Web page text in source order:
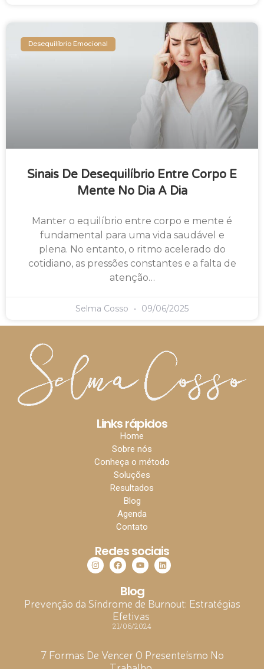
Desequilíbrio Emocional
Sinais De Desequilíbrio Entre Corpo E
Mente No Dia A Dia
Manter o equilíbrio entre corpo e mente é
fundamental para uma vida saudável e
plena. No entanto, o ritmo acelerado do
cotidiano, as pressões constantes e a falta de
atenção…
Selma Cosso 09/06/2025
Links rápidos
Home
Sobre nós
Conheça o método
Soluções
Resultados
Blog
Agenda
Contato
Redes sociais
Blog
Prevenção da Síndrome de Burnout: Estratégias
Efetivas
21/06/2024
7 Formas De Vencer O Presenteísmo No